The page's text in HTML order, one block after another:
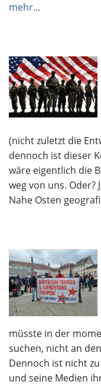
mehr...
(nicht zuletzt die
dennoch ist dieser
wäre eigentlich die
weg von uns. Oder?
Nahe Osten
müsste in der
suchen, nicht an
Dennoch ist nicht
und seine Medien